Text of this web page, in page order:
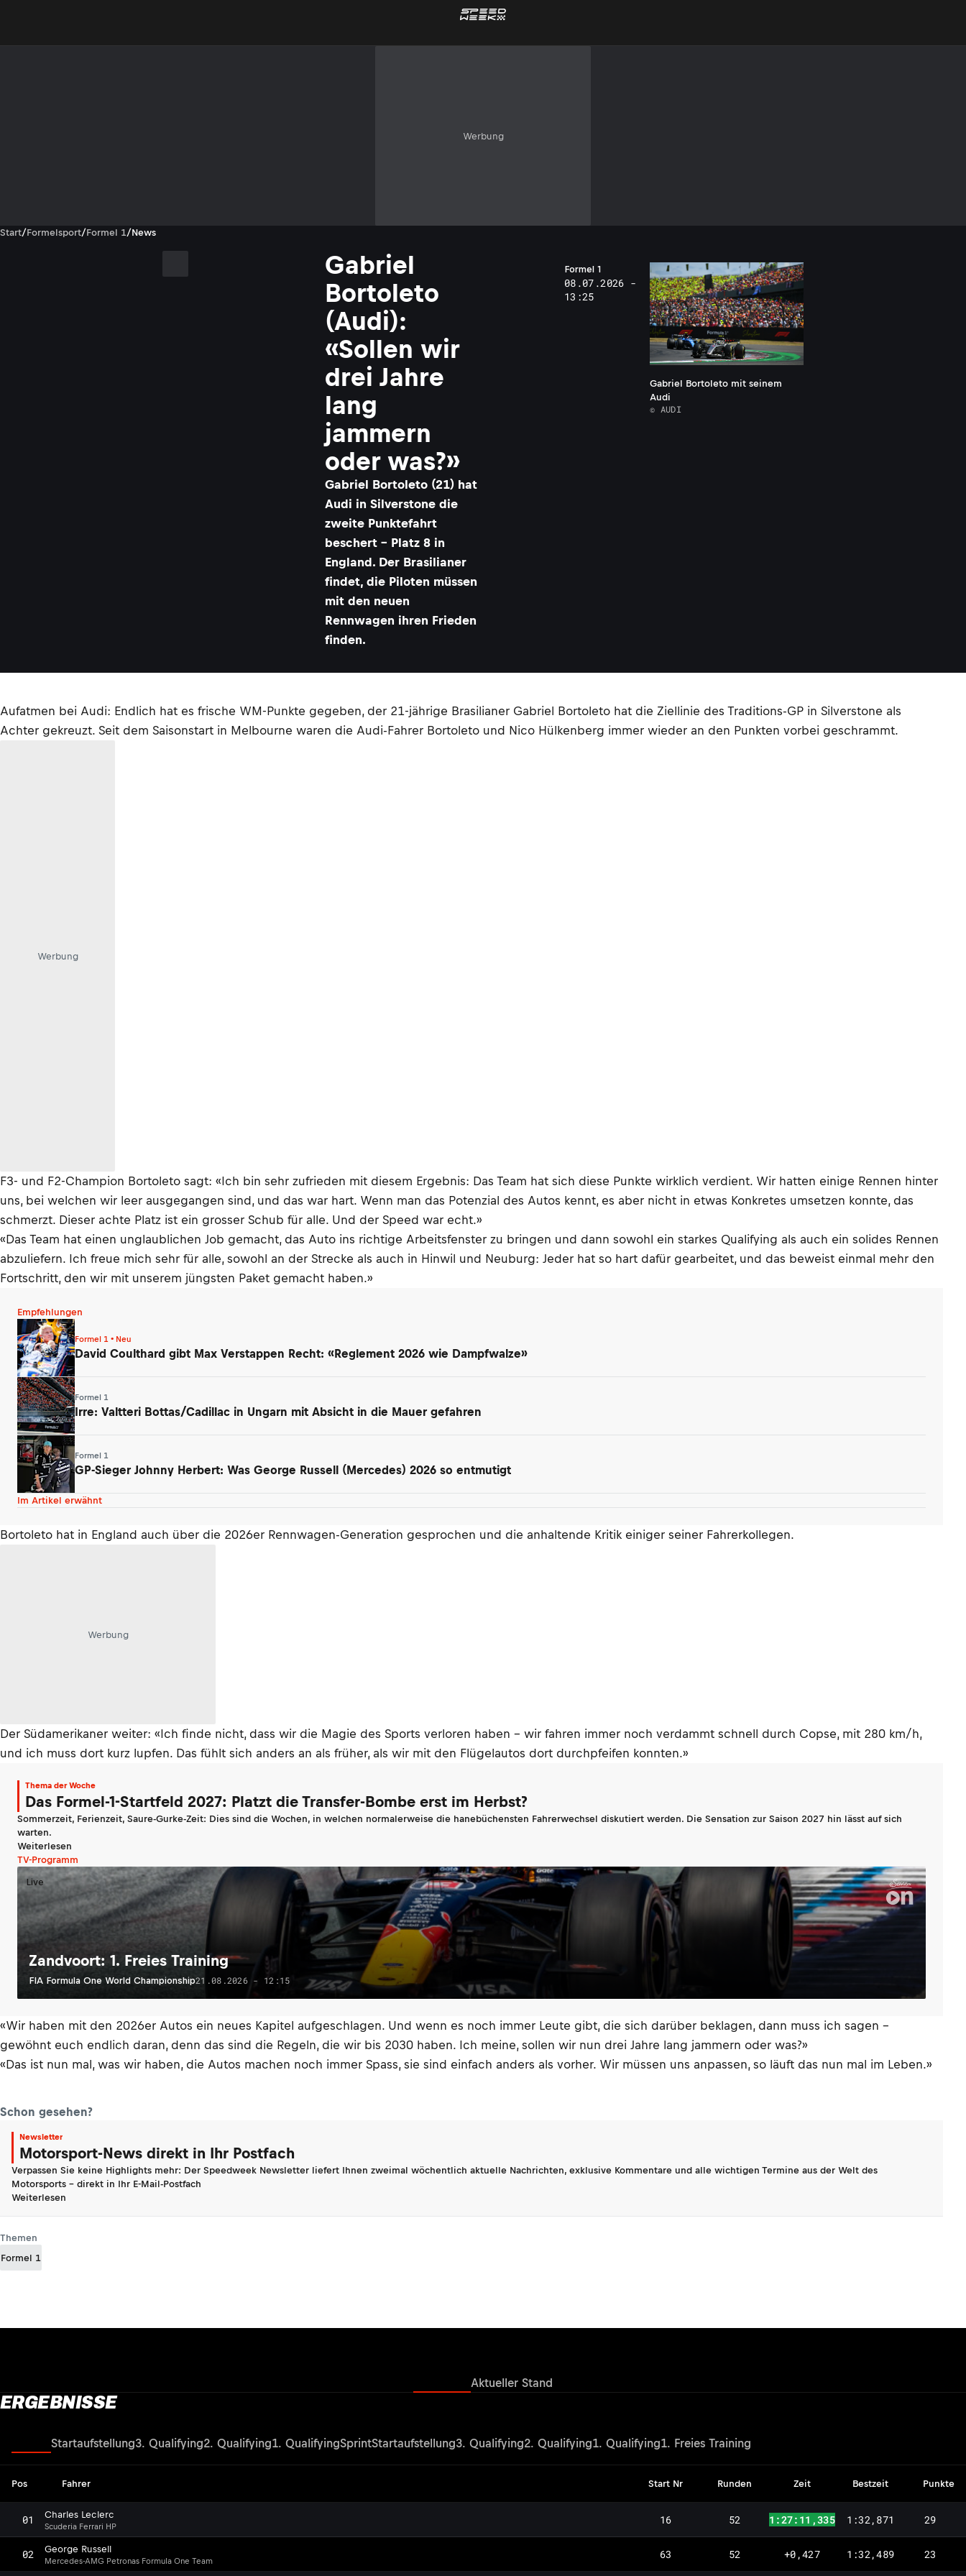
Werbung
Start/Formelsport/Formel 1/News
Gabriel
Bortoleto
(Audi):
«Sollen wir
drei Jahre
lang
jammern
oder was?»
Gabriel Bortoleto (21) hat
Audi in Silverstone die
zweite Punktefahrt
beschert – Platz 8 in
England. Der Brasilianer
findet, die Piloten müssen
mit den neuen
Rennwagen ihren Frieden
finden.
Formel 1
08.07.2026 -
13:25
Gabriel Bortoleto mit seinem
Audi
© AUDI
Aufatmen bei Audi: Endlich hat es frische WM-Punkte gegeben, der 21-jährige Brasilianer Gabriel Bortoleto hat die Ziellinie des Traditions-GP in Silverstone als
Achter gekreuzt. Seit dem Saisonstart in Melbourne waren die Audi-Fahrer Bortoleto und Nico Hülkenberg immer wieder an den Punkten vorbei geschrammt.
Werbung
F3- und F2-Champion Bortoleto sagt: «Ich bin sehr zufrieden mit diesem Ergebnis: Das Team hat sich diese Punkte wirklich verdient. Wir hatten einige Rennen hinter
uns, bei welchen wir leer ausgegangen sind, und das war hart. Wenn man das Potenzial des Autos kennt, es aber nicht in etwas Konkretes umsetzen konnte, das
schmerzt. Dieser achte Platz ist ein grosser Schub für alle. Und der Speed war echt.»
«Das Team hat einen unglaublichen Job gemacht, das Auto ins richtige Arbeitsfenster zu bringen und dann sowohl ein starkes Qualifying als auch ein solides Rennen
abzuliefern. Ich freue mich sehr für alle, sowohl an der Strecke als auch in Hinwil und Neuburg: Jeder hat so hart dafür gearbeitet, und das beweist einmal mehr den
Fortschritt, den wir mit unserem jüngsten Paket gemacht haben.»
Empfehlungen
Formel 1 • Neu
David Coulthard gibt Max Verstappen Recht: «Reglement 2026 wie Dampfwalze»
Formel 1
Irre: Valtteri Bottas/Cadillac in Ungarn mit Absicht in die Mauer gefahren
Formel 1
GP-Sieger Johnny Herbert: Was George Russell (Mercedes) 2026 so entmutigt
Im Artikel erwähnt
Bortoleto hat in England auch über die 2026er Rennwagen-Generation gesprochen und die anhaltende Kritik einiger seiner Fahrerkollegen.
Werbung
Der Südamerikaner weiter: «Ich finde nicht, dass wir die Magie des Sports verloren haben – wir fahren immer noch verdammt schnell durch Copse, mit 280 km/h,
und ich muss dort kurz lupfen. Das fühlt sich anders an als früher, als wir mit den Flügelautos dort durchpfeifen konnten.»
Thema der Woche
Das Formel-1-Startfeld 2027: Platzt die Transfer-Bombe erst im Herbst?
Sommerzeit, Ferienzeit, Saure-Gurke-Zeit: Dies sind die Wochen, in welchen normalerweise die hanebüchensten Fahrerwechsel diskutiert werden. Die Sensation zur Saison 2027 hin lässt auf sich
warten.
Weiterlesen
TV-Programm
Live
Zandvoort: 1. Freies Training
FIA Formula One World Championship21.08.2026 - 12:15
«Wir haben mit den 2026er Autos ein neues Kapitel aufgeschlagen. Und wenn es noch immer Leute gibt, die sich darüber beklagen, dann muss ich sagen –
gewöhnt euch endlich daran, denn das sind die Regeln, die wir bis 2030 haben. Ich meine, sollen wir nun drei Jahre lang jammern oder was?»
«Das ist nun mal, was wir haben, die Autos machen noch immer Spass, sie sind einfach anders als vorher. Wir müssen uns anpassen, so läuft das nun mal im Leben.»
Schon gesehen?
Newsletter
Motorsport-News direkt in Ihr Postfach
Verpassen Sie keine Highlights mehr: Der Speedweek Newsletter liefert Ihnen zweimal wöchentlich aktuelle Nachrichten, exklusive Kommentare und alle wichtigen Termine aus der Welt des
Motorsports - direkt in Ihr E-Mail-Postfach
Weiterlesen
Themen
Formel 1
Aktueller Stand
ERGEBNISSE
Startaufstellung3. Qualifying2. Qualifying1. QualifyingSprintStartaufstellung3. Qualifying2. Qualifying1. Qualifying1. Freies Training
Pos Fahrer Start Nr Runden Zeit Bestzeit Punkte
01 Charles Leclerc
Scuderia Ferrari HP 16 52 1:27:11,335 1:32,871 29
02 George Russell
Mercedes-AMG Petronas Formula One Team 63 52 +0,427 1:32,489 23